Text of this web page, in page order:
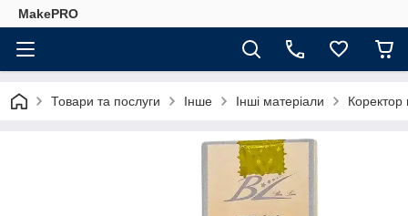
MakePRO
Товари та послуги Інше Інші матеріали Коректор